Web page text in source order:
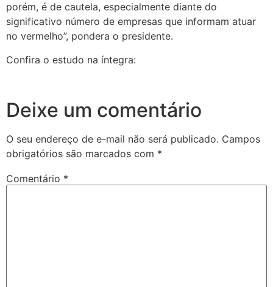
porém, é de cautela, especialmente diante do
significativo número de empresas que informam atuar
no vermelho”, pondera o presidente.
Confira o estudo na íntegra:
Deixe um comentário
O seu endereço de e-mail não será publicado. Campos
obrigatórios são marcados com *
Comentário *